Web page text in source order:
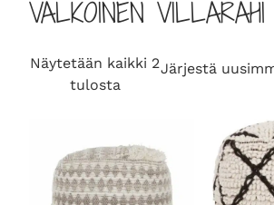
VALKOINEN VILLARAHI
Näytetään kaikki 2
tulostaS
t
e
d